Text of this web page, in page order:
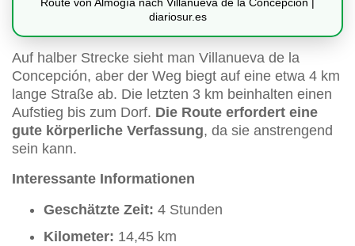
Route von Almogía nach Villanueva de la Concepción |
diariosur.es
Auf halber Strecke sieht man Villanueva de la
Concepción, aber der Weg biegt auf eine etwa 4 km
lange Straße ab. Die letzten 3 km beinhalten einen
Aufstieg bis zum Dorf. Die Route erfordert eine
gute körperliche Verfassung, da sie anstrengend
sein kann.
Interessante Informationen
Geschätzte Zeit: 4 Stunden
Kilometer: 14,45 km